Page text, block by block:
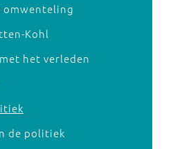
omwenteling
Kohl
het verleden
de politiek